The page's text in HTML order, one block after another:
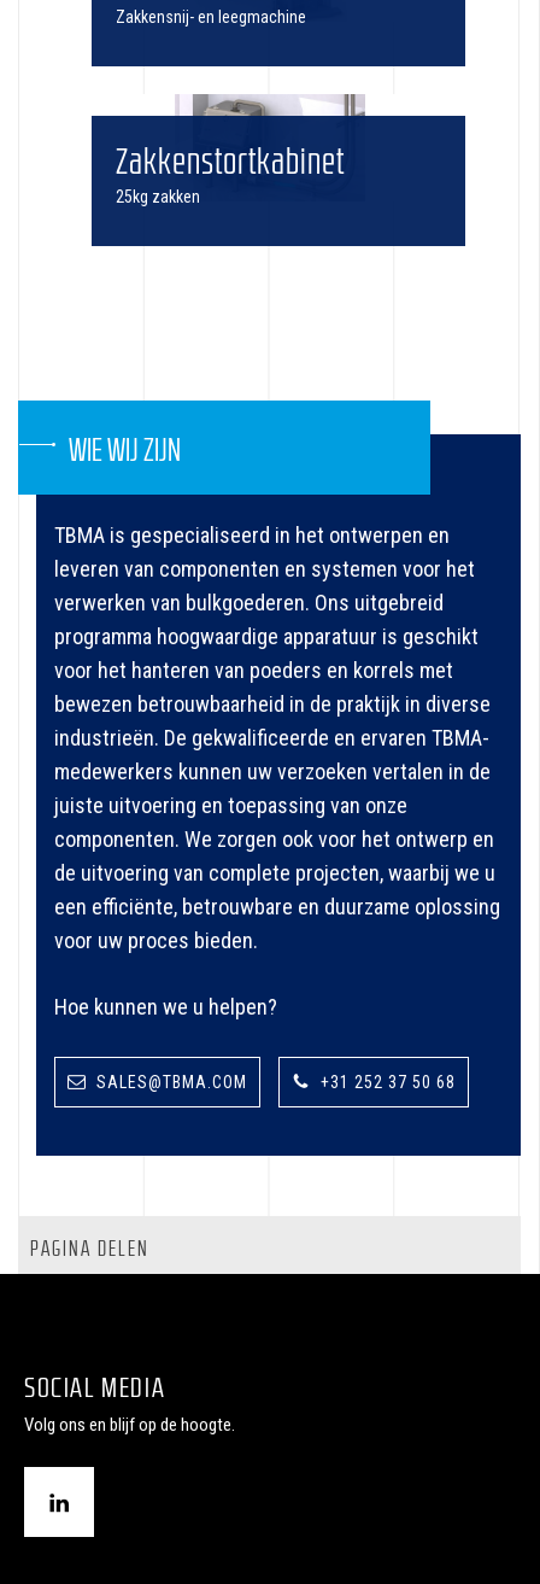
Zakkensnij- en leegmachine
Zakkenstortkabinet
25kg zakken
WIE WIJ ZIJN
TBMA is gespecialiseerd in het ontwerpen en
leveren van componenten en systemen voor het
verwerken van bulkgoederen. Ons uitgebreid
programma hoogwaardige apparatuur is geschikt
voor het hanteren van poeders en korrels met
bewezen betrouwbaarheid in de praktijk in diverse
industrieën. De gekwalificeerde en ervaren TBMA-
medewerkers kunnen uw verzoeken vertalen in de
juiste uitvoering en toepassing van onze
componenten. We zorgen ook voor het ontwerp en
de uitvoering van complete projecten, waarbij we u
een efficiënte, betrouwbare en duurzame oplossing
voor uw proces bieden.
Hoe kunnen we u helpen?
SALES@TBMA.COM +31 252 37 50 68
PAGINA DELEN
SOCIAL MEDIA
Volg ons en blijf op de hoogte.